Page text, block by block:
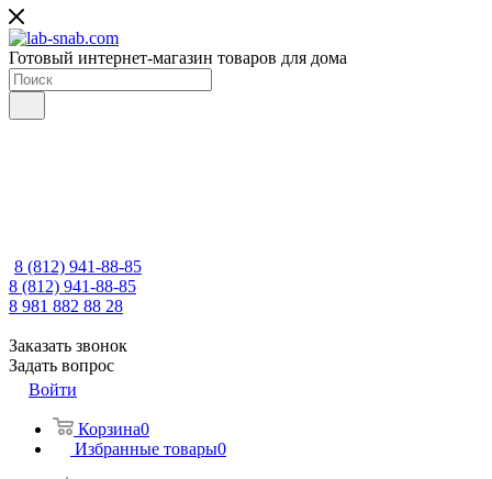
Готовый интернет-магазин товаров для дома
8 (812) 941-88-85
8 (812) 941-88-85
8 981 882 88 28
Заказать звонок
Задать вопрос
Войти
Корзина0
Избранные товары0